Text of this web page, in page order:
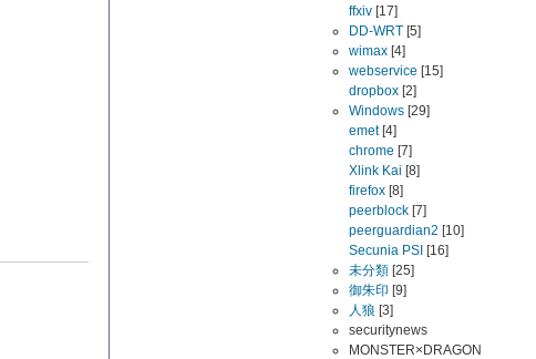
ffxiv [17]
DD-WRT [5]
wimax [4]
webservice [15]
dropbox [2]
Windows [29]
emet[4]
chrome [7]
Xlink Kai [8]
firefox [8]
peerblock [7]
peerguardian2 [10]
Secunia PSI [16]
未分類 [25]
御朱印 [9]
人狼 [3]
securitynews
MONSTER×DRAGON